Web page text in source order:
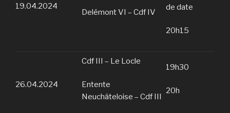
19.04.2024
Delémont VI – Cdf IV
de date
20h15
26.04.2024
Cdf III – Le Locle
Entente
Neuchâteloise – Cdf III
19h30
20h